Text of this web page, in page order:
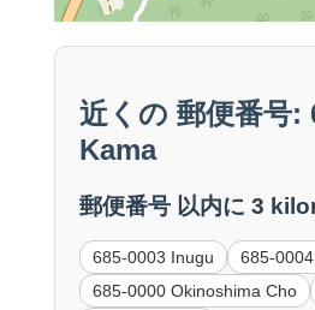
近くの 郵便番号:
Kama
郵便番号 以内に 3
685-0003 Inugu
685-
685-0000 Okinoshima Cho